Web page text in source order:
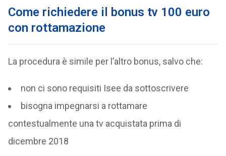
Come richiedere il bonus tv 100 euro
con rottamazione
La procedura è simile per l’altro bonus, salvo che:
non ci sono requisiti Isee da sottoscrivere
bisogna impegnarsi a rottamare
contestualmente una tv acquistata prima di
dicembre 2018